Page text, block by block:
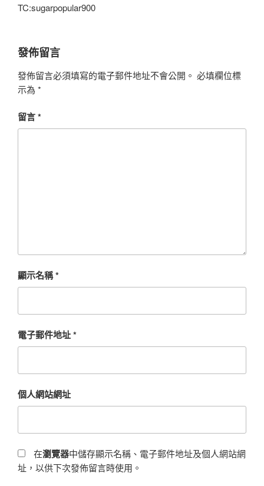
TC:sugarpopular900
發佈留言
發佈留言必須填寫的電子郵件地址不會公開。 必填欄位標
示為 *
留言*
顯示名稱*
電子郵件地址*
個人網站網址
在瀏覽器中儲存顯示名稱、電子郵件地址及個人網站網
址，以供下次發佈留言時使用。